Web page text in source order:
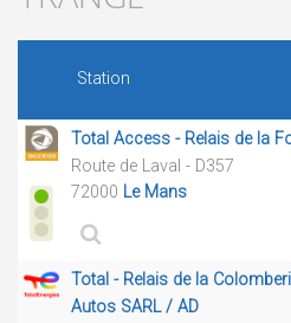
Station
Total Access - Relais de la
Route de Laval - D357
72000 Le Mans
Total - Relais de la
Autos SARL / AD